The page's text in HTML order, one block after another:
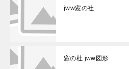
jww窓の社
窓の杜 jww図形